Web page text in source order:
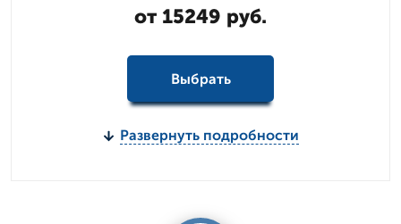
от 15249 руб.
Выбрать
Развернуть подробности